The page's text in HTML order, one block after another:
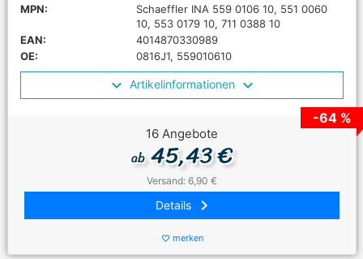
MPN:
Schaeffler INA 559 0106 10, 551 0060
10, 553 0179 10, 711 0388 10
EAN:
4014870330989
OE:
0816J1, 559010610
Artikelinformationen
-64 %
16 Angebote
ab45,43 €
Versand: 6,90 €
Details keyboard_arrow_right
favorite_border merken